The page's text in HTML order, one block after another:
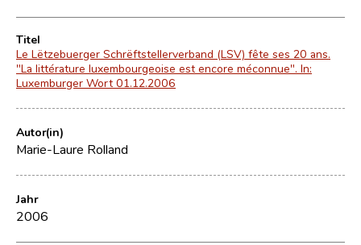
Titel
Le Lëtzebuerger Schrëftstellerverband (LSV) fête ses 20 ans.
"La littérature luxembourgeoise est encore méconnue". In:
Luxemburger Wort 01.12.2006
Autor(in)
Marie-Laure Rolland
Jahr
2006